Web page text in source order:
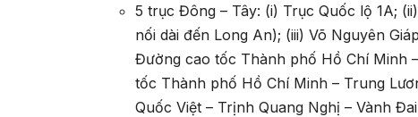
5 trục Đông – Tây: (i) Trục Quốc lộ 1A;
nối dài đến Long An); (iii) Võ Nguyên
Đường cao tốc Thành phố Hồ Chí Minh
tốc Thành phố Hồ Chí Minh – Trung
Quốc Việt – Trịnh Quang Nghị – Vành